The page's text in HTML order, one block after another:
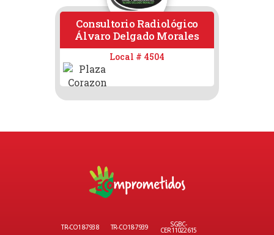
Consultorio Radiológico
Álvaro Delgado Morales
Local # 4504
TR-CO18-7938 TR-CO18-7939 SGBC-
CER11022615